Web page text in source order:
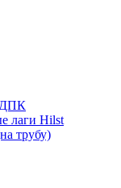
ДПК
лаги Hilst
трубу)